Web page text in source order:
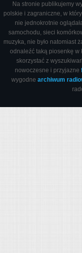
Na stronie publikujemy
polskie i zagraniczne, w
nie jednokrotnie
samochodu, sieci
muzyka, nie było natomiast
odnaleźć taką piosenkę w
skorzystać z
nowoczesne i przyjazne
wygodne archiwum